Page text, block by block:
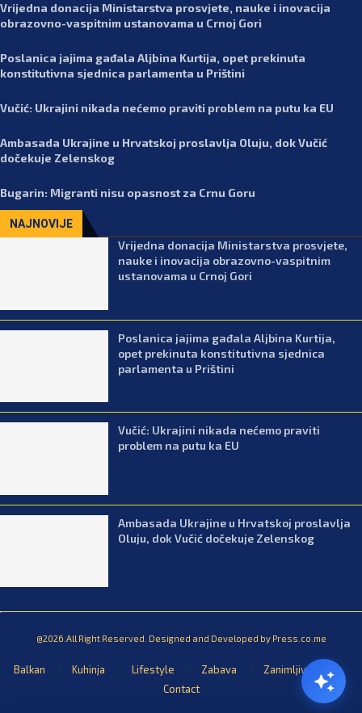
Vrijedna donacija Ministarstva prosvjete, nauke i inovacija
obrazovno-vaspitnim ustanovama u Crnoj Gori
Poslanica jajima gađala Aljbina Kurtija, opet prekinuta
konstitutivna sjednica parlamenta u Prištini
Vučić: Ukrajini nikada nećemo praviti problem na putu ka EU
Ambasada Ukrajine u Hrvatskoj proslavlja Oluju, dok Vučić
dočekuje Zelenskog
Bugarin: Migranti nisu opasnost za Crnu Goru
NAJNOVIJE
Vrijedna donacija Ministarstva prosvjete,
nauke i inovacija obrazovno-vaspitnim
ustanovama u Crnoj Gori
Poslanica jajima gađala Aljbina Kurtija,
opet prekinuta konstitutivna sjednica
parlamenta u Prištini
Vučić: Ukrajini nikada nećemo praviti
problem na putu ka EU
Ambasada Ukrajine u Hrvatskoj proslavlja
Oluju, dok Vučić dočekuje Zelenskog
@2026.All Right Reserved. Designed and Developed by Press.co.me
Balkan Kuhinja Lifestyle Zabava
Zanimljivosti
Contact